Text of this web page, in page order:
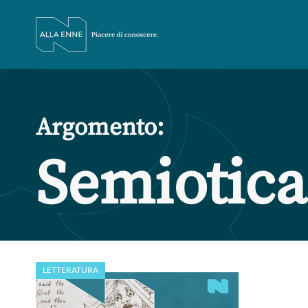
Argomento:
Semiotica
LETTERATURA